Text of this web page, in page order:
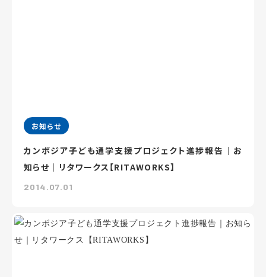
お知らせ
カンボジア子ども通学支援プロジェクト進捗報告｜お
知らせ｜リタワークス【RITAWORKS】
2014.07.01